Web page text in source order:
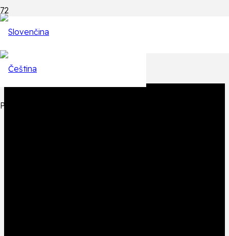
Produkt
Epizódy
Späť na zoznam epizód